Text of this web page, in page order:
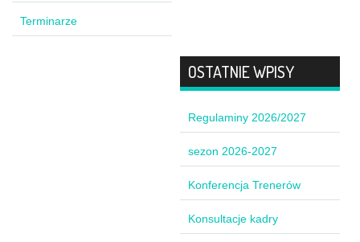
Terminarze
OSTATNIE WPISY
Regulaminy 2026/2027
sezon 2026-2027
Konferencja Trenerów
Konsultacje kadry